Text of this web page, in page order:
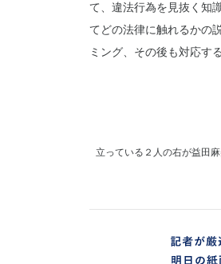
て、違法行為を見抜く知
てどの法律に触れるかの
ミング、その後も対応す
立っている２人の右が益田